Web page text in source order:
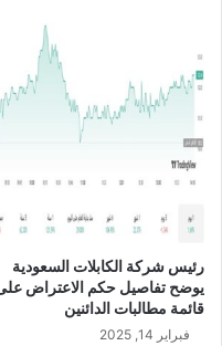
ب
ا
ي
ل
ي
ع
ر
رئيس شركة الكابلات السعودية
يوضح تفاصيل حكم الاعتراض
قائمة مطالبات الدائنين
فبراير 14, 2025